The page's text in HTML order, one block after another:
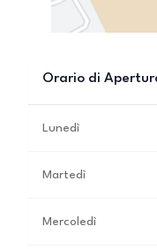
Orario di
Lunedì
Martedì
Mercoledì